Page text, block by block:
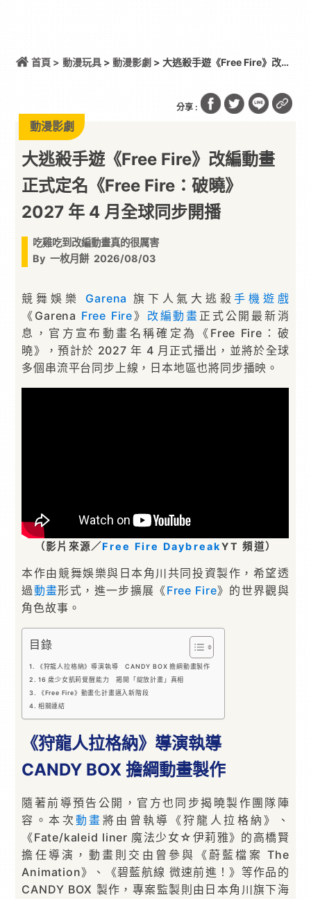
首頁 > 動漫玩具> 動漫影劇 > 大逃殺手遊《Free Fire》改編
分享 :
動漫影劇
大逃殺手遊《Free Fire》改編動畫
正式定名《Free Fire：破曉》
2027 年 4 月全球同步開播
吃雞吃到改編動畫真的很厲害
By 一枚月餅 2026/08/03
競舞娛樂 Garena 旗下人氣大逃殺手機遊戲
《Garena Free Fire》 改編動畫 正式公開最新消
息，官方宣布動畫名稱確定為《Free Fire：破
曉》，預計於 2027 年 4 月正式播出，並將於全球
多個串流平台同步上線，日本地區也將同步播映。
（影片來源／Free Fire DaybreakYT 頻道）
本作由競舞娛樂與日本角川共同投資製作，希望透
過動畫形式，進一步擴展《Free Fire》的世界觀與
角色故事。
目錄
《狩龍人拉格納》導演執導 CANDY BOX 擔綱動畫製作
16 歲少女凱莉覺醒能力 揭開「綻放計畫」真相
《Free Fire》動畫化計畫邁入新階段
相關連結
《狩龍人拉格納》導演執導
CANDY BOX 擔綱動畫製作
隨著前導預告公開，官方也同步揭曉製作團隊陣
容。本次 動畫 將由曾執導《狩龍人拉格納》、
《Fate/kaleid liner 魔法少女☆伊莉雅》的高橋賢
擔任導演，動畫則交由曾參與《蔚藍檔案 The
Animation》、《碧藍航線 微速前進！》等作品的
CANDY BOX 製作，專案監製則由日本角川旗下海